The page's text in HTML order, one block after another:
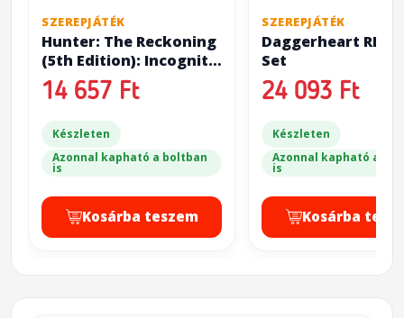
SZEREPJÁTÉK
Hunter: The Reckoning
(5th Edition): Incognito
Report
14 657 Ft
Készleten
Azonnal kapható a boltban
is
Kosárba teszem
SZEREPJÁTÉK
Daggerheart RPG
Set
24 093 Ft
Készleten
Azonnal kapható a
is
Kosárba